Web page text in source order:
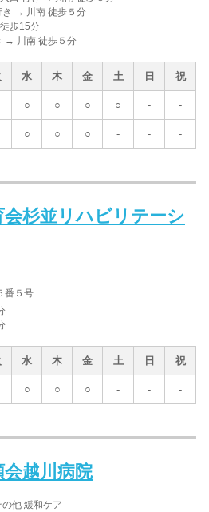
→ 川南 徒歩５分
歩15分
→ 川南 徒歩５分
水 木 金 土 日 祝
○ ○ ○ ○ - -
○ ○ ○ - - -
会杉並リハビリテーシ
番５号
水 木 金 土 日 祝
○ ○ ○ - - -
会越川病院
他 緩和ケア